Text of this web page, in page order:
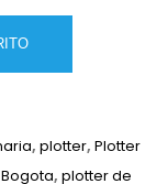
, plotter, Plotter
, plotter de